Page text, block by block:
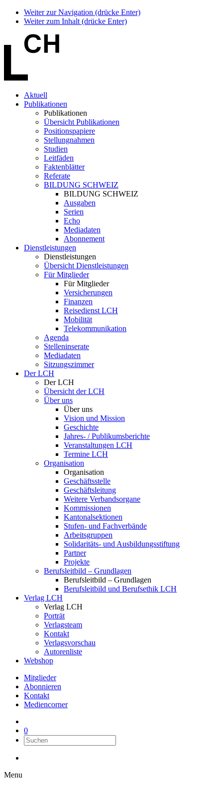
Weiter zur Navigation (drücke Enter)
Weiter zum Inhalt (drücke Enter)
Aktuell
Publikationen
Publikationen
Übersicht Publikationen
Positionspapiere
Stellungnahmen
Studien
Leitfäden
Faktenblätter
Referate
BILDUNG SCHWEIZ
BILDUNG SCHWEIZ
Ausgaben
Serien
Echo
Mediadaten
Abonnement
Dienstleistungen
Dienstleistungen
Übersicht Dienstleistungen
Für Mitglieder
Für Mitglieder
Versicherungen
Finanzen
Reisedienst LCH
Mobilität
Telekommunikation
Agenda
Stelleninserate
Mediadaten
Sitzungszimmer
Der LCH
Der LCH
Übersicht der LCH
Über uns
Über uns
Vision und Mission
Geschichte
Jahres- / Publikumsberichte
Veranstaltungen LCH
Termine LCH
Organisation
Organisation
Geschäftsstelle
Geschäftsleitung
Weitere Verbandsorgane
Kommissionen
Kantonalsektionen
Stufen- und Fachverbände
Arbeitsgruppen
Solidaritäts- und Ausbildungsstiftung
Partner
Projekte
Berufsleitbild – Grundlagen
Berufsleitbild – Grundlagen
Berufsleitbild und Berufsethik LCH
Verlag LCH
Verlag LCH
Porträt
Verlagsteam
Kontakt
Verlagsvorschau
Autorenliste
Webshop
Mitglieder
Abonnieren
Kontakt
Mediencorner
0
Menu